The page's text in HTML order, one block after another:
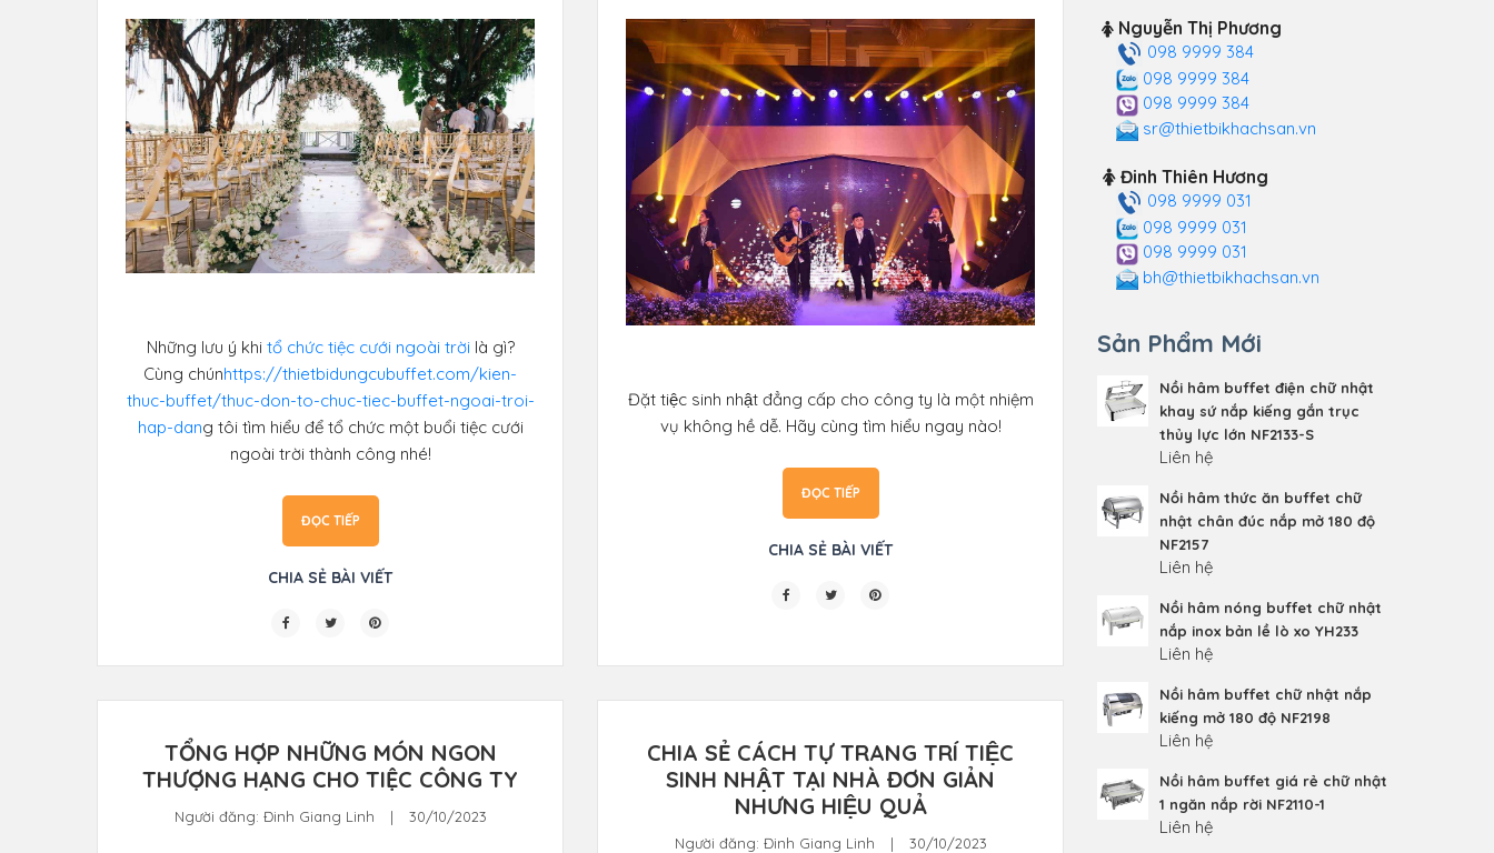
Những lưu ý khi tổ chức tiệc cưới ngoài trờilà gì?
Cùng chúnhttps://thietbidungcubuffet.com/kien-
thuc-buffet/thuc-don-to-chuc-tiec-buffet-ngoai-troi-
hap-dang tôi tìm hiểu để tổ chức một buổi tiệc cưới
ngoài trời thành công nhé!
ĐỌC TIẾP
CHIA SẺ BÀI VIẾT
Đặt tiệc sinh nhật đẳng cấp cho công ty là một nhiệm
vụ không hề dễ. Hãy cùng tìm hiểu ngay nào!
ĐỌC TIẾP
CHIA SẺ BÀI VIẾT
TỔNG HỢP NHỮNG MÓN NGON
THƯỢNG HẠNG CHO TIỆC CÔNG TY
Người đăng: Đinh Giang Linh | 30/10/2023
CHIA SẺ CÁCH TỰ TRANG TRÍ TIỆC
SINH NHẬT TẠI NHÀ ĐƠN GIẢN
NHƯNG HIỆU QUẢ
Người đăng: Đinh Giang Linh | 30/10/2023
Nguyễn Thị Phương
098 9999 384
098 9999 384
098 9999 384
sr@thietbikhachsan.vn
Đinh Thiên Hương
098 9999 031
098 9999 031
098 9999 031
bh@thietbikhachsan.vn
Sản Phẩm Mới
Nồi hâm buffet điện chữ nhật
khay sứ nắp kiếng gắn trục
thủy lực lớn NF2133-S
Liên hệ
Nồi hâm thức ăn buffet chữ
nhật chân đúc nắp mở 180 độ
NF2157
Liên hệ
Nồi hâm nóng buffet chữ nhật
nắp inox bản lề lò xo YH233
Liên hệ
Nồi hâm buffet chữ nhật nắp
kiếng mở 180 độ NF2198
Liên hệ
Nồi hâm buffet giá rẻ chữ nhật
1 ngăn nắp rời NF2110-1
Liên hệ